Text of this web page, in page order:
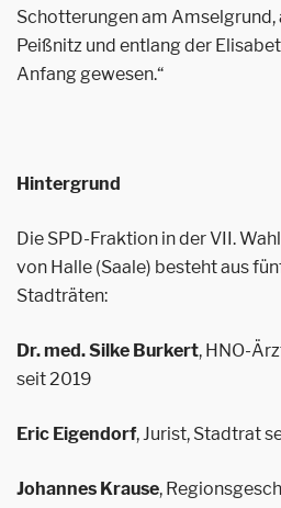
Schotterungen am
Peißnitz und entlang der
Anfang gewesen.“
Hintergrund
Die SPD-Fraktion in der VII.
von Halle (Saale) besteht aus
Stadträten:
Dr. med. Silke Burkert, HNO-
seit 2019
Eric Eigendorf, Jurist, Stadtrat
Johannes Krause,